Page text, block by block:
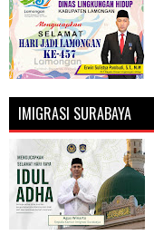
IMIGRASI SURABAYA